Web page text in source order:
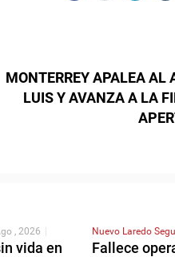
MONTERREY APALEA AL
LUIS Y AVANZA A LA
, 2026 |
vida en
Nuevo Laredo
Fallece